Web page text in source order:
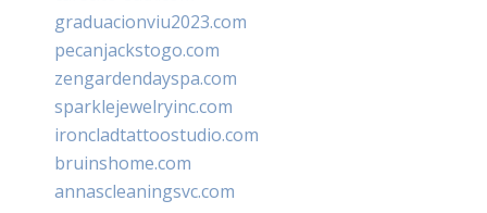
graduacionviu2023.com
pecanjackstogo.com
zengardendayspa.com
sparklejewelryinc.com
ironcladtattoostudio.com
bruinshome.com
annascleaningsvc.com